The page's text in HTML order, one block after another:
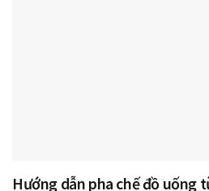
Hướng dẫn pha chế đồ uống